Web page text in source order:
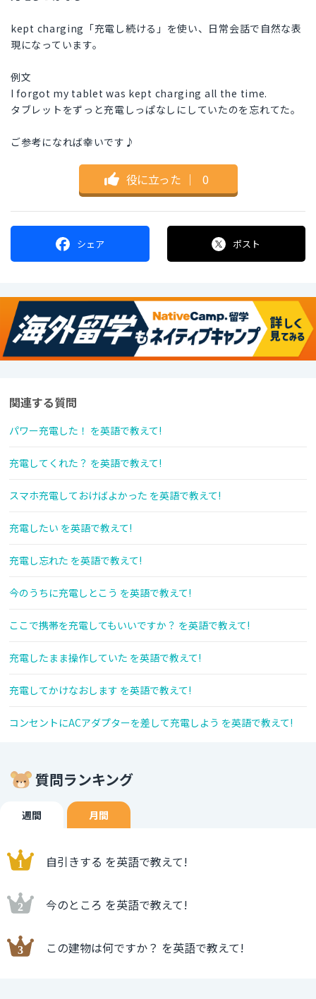
kept charging「充電し続ける」を使い、日常会話で自然な表
現になっています。
例文
I forgot my tablet was kept charging all the time.
タブレットをずっと充電しっぱなしにしていたのを忘れてた。
ご参考になれば幸いです♪
役に立った ｜ 0
シェア ポスト
関連する質問
パワー充電した！ を英語で教えて!
充電してくれた？ を英語で教えて!
スマホ充電しておけばよかった を英語で教えて!
充電したい を英語で教えて!
充電し忘れた を英語で教えて!
今のうちに充電しとこう を英語で教えて!
ここで携帯を充電してもいいですか？ を英語で教えて!
充電したまま操作していた を英語で教えて!
充電してかけなおします を英語で教えて!
コンセントにACアダプターを差して充電しよう を英語で教えて!
質問ランキング
週間 月間
自引きする を英語で教えて!
今のところ を英語で教えて!
この建物は何ですか？ を英語で教えて!